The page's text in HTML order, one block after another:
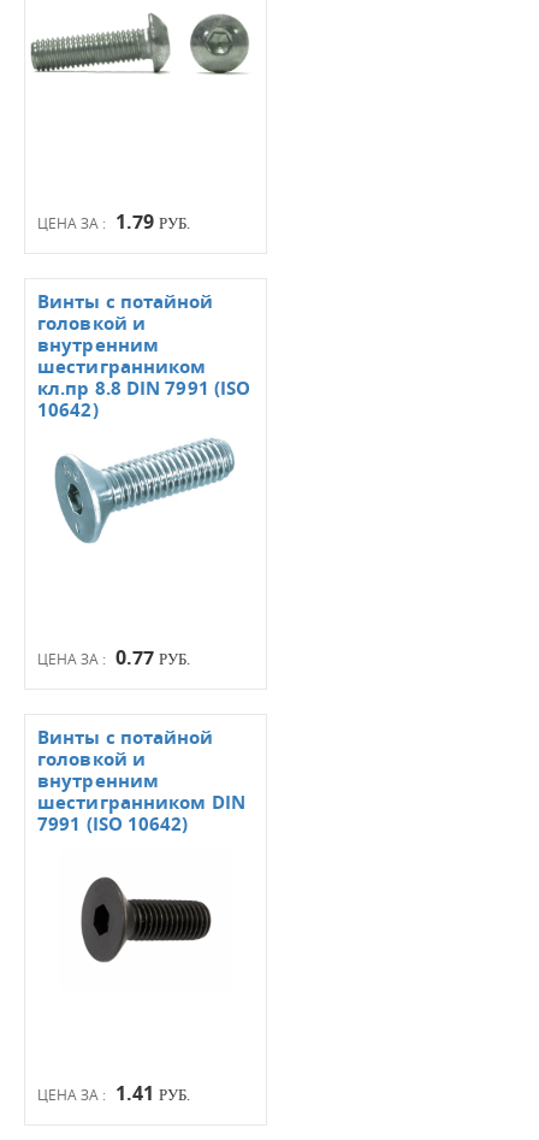
ЦЕНА ЗА : 1.79 РУБ.
ЦЕНА ЗА : 0.77 РУБ.
Винты с потайной
головкой и
внутренним
шестигранником
кл.пр 8.8 DIN 7991 (ISO
10642)
ЦЕНА ЗА : 1.41 РУБ.
Винты с потайной
головкой и
внутренним
шестигранником DIN
7991 (ISO 10642)